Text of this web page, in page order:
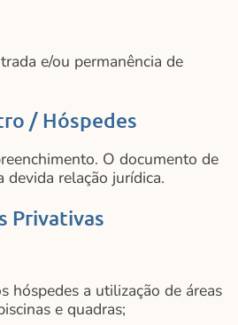
e/ou permanência de
/ Hóspedes
O documento de
devida relação jurídica.
Privativas
hóspedes a utilização de áreas
e quadras;